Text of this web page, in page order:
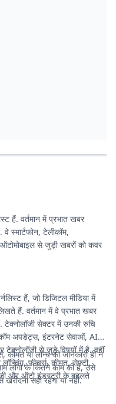
हैं. वर्तमान में प्रभात खबर
स्मार्टफोन, टेलीकॉम,
से जुड़ी खबरों को कवर
हैं, जो डिजिटल मीडिया में
हैं. वर्तमान में वे प्रभात खबर
सेक्टर में उनकी रुचि
अपडेट्स, इंटरनेट सेवाओं, AI
से जुड़े विषयों में है. वहीं
फीचर्स, कीमत, सेफ्टी,
और ऑटो इंडस्ट्री के बदलते
कीमत या लॉन्च की जानकारी ही न
लोगों के कितने काम की है, उसे
सही रहेगा या नहीं.